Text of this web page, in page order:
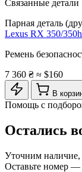
Связанные детали
Парная деталь
Lexus RX 350/
Ремень
7 360 ₴ ≈ $160
В
Помощь с
Остались
Уточним наличие,
Оставьте номер —